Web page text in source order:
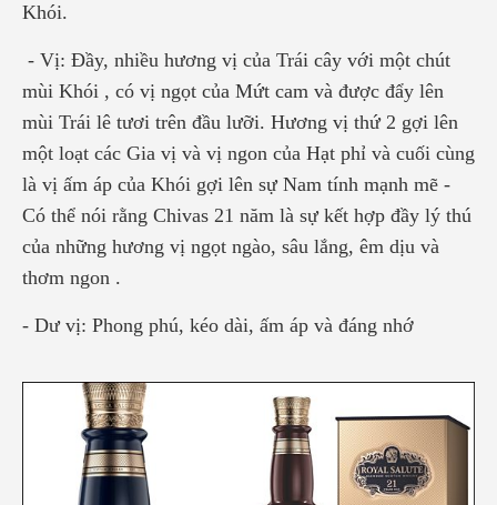
Khói.
- Vị: Đầy, nhiều hương vị của Trái cây với một chút
mùi Khói , có vị ngọt của Mứt cam và được đẩy lên
mùi Trái lê tươi trên đầu lưỡi. Hương vị thứ 2 gợi lên
một loạt các Gia vị và vị ngon của Hạt phỉ và cuối cùng
là vị ấm áp của Khói gợi lên sự Nam tính mạnh mẽ -
Có thể nói rằng Chivas 21 năm là sự kết hợp đầy lý thú
của những hương vị ngọt ngào, sâu lắng, êm dịu và
thơm ngon .
- Dư vị: Phong phú, kéo dài, ấm áp và đáng nhớ